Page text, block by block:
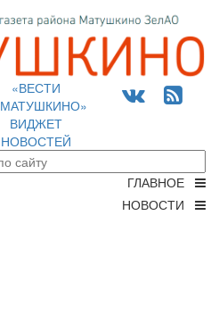
«ВЕСТИ
МАТУШКИНО»
ВИДЖЕТ
НОВОСТЕЙ
ГЛАВНОЕ
НОВОСТИ